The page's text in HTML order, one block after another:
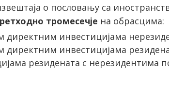
о пословању са
тромесечје на обрасцима:
директним инвестицијама
директним инвестицијама
резидената с нерезидентима